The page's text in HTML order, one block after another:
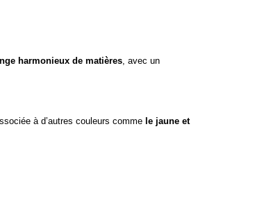
harmonieux de matières, avec un
à d’autres couleurs comme le jaune et